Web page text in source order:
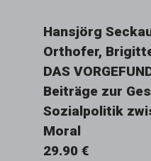
Hansjörg
Orthofer,
DAS
Beiträge zur
Sozialpolitik
Moral
29.90 €